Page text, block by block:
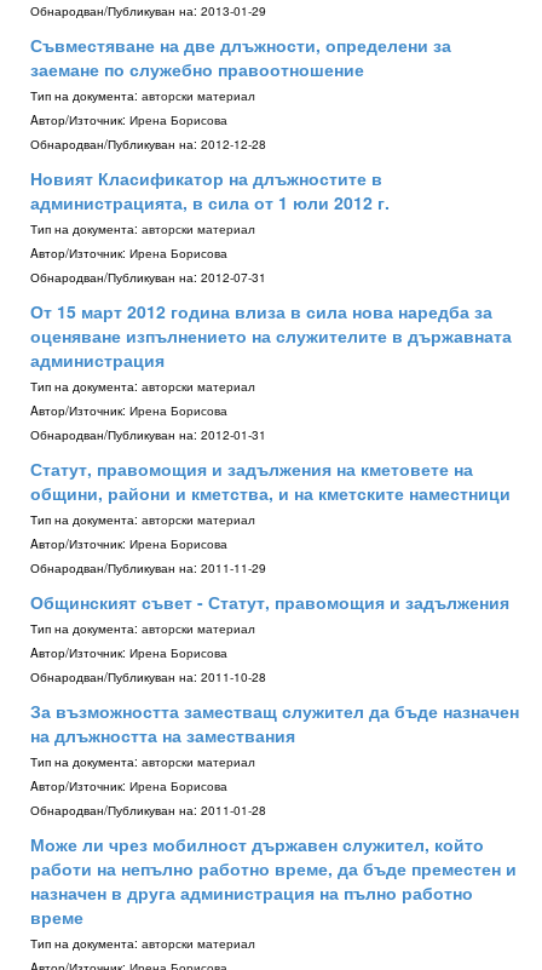
Обнародван/Публикуван на: 2013-01-29
Съвместяване на две длъжности, определени за
заемане по служебно правоотношение
Тип на документа: авторски материал
Aвтор/Източник: Ирена Борисова
Обнародван/Публикуван на: 2012-12-28
Новият Класификатор на длъжностите в
администрацията, в сила от 1 юли 2012 г.
Тип на документа: авторски материал
Aвтор/Източник: Ирена Борисова
Обнародван/Публикуван на: 2012-07-31
От 15 март 2012 година влиза в сила нова наредба за
оценяване изпълнението на служителите в държавната
администрация
Тип на документа: авторски материал
Aвтор/Източник: Ирена Борисова
Обнародван/Публикуван на: 2012-01-31
Статут, правомощия и задължения на кметовете на
общини, райони и кметства, и на кметските наместници
Тип на документа: авторски материал
Aвтор/Източник: Ирена Борисова
Обнародван/Публикуван на: 2011-11-29
Общинският съвет - Статут, правомощия и задължения
Тип на документа: авторски материал
Aвтор/Източник: Ирена Борисова
Обнародван/Публикуван на: 2011-10-28
За възможността заместващ служител да бъде назначен
на длъжността на замествания
Тип на документа: авторски материал
Aвтор/Източник: Ирена Борисова
Обнародван/Публикуван на: 2011-01-28
Може ли чрез мобилност държавен служител, който
работи на непълно работно време, да бъде преместен и
назначен в друга администрация на пълно работно
време
Тип на документа: авторски материал